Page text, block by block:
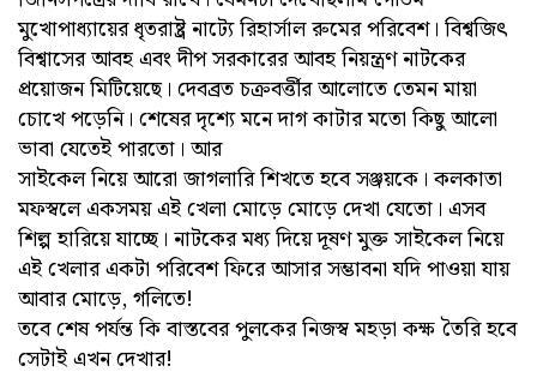
মুখোপাধ্যায়ের ধৃতরাষ্ট্র নাট্যে রিহার্সাল রুমের পরিবেশ। বিশ্বজিৎ
বিশ্বাসের আবহ এবং দীপ সরকারের আবহ নিয়ন্ত্রণ নাটকের
প্রয়োজন মিটিয়েছে। দেবব্রত চক্রবর্ত্তীর আলোতে তেমন মায়া
চোখে পড়েনি। শেষের দৃশ্যে মনে দাগ কাটার মতো কিছু আলো
ভাবা যেতেই পারতো। আর
সাইকেল নিয়ে আরো জাগলারি শিখতে হবে সঞ্জয়কে। কলকাতা
মফস্বলে একসময় এই খেলা মোড়ে মোড়ে দেখা যেতো। এসব
শিল্প হারিয়ে যাচ্ছে। নাটকের মধ্য দিয়ে দূষণ মুক্ত সাইকেল নিয়ে
এই খেলার একটা পরিবেশ ফিরে আসার সম্ভাবনা যদি পাওয়া যায়
আবার মোড়ে, গলিতে!
তবে শেষ পর্যন্ত কি বাস্তবের পুলকের নিজস্ব মহড়া কক্ষ তৈরি হবে
সেটাই এখন দেখার!